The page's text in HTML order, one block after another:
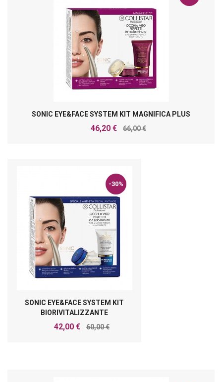
SONIC EYE&FACE SYSTEM KIT MAGNIFICA PLUS
46,20 € 66,00 €
-30%
SONIC EYE&FACE SYSTEM KIT
BIORIVITALIZZANTE
42,00 € 60,00 €